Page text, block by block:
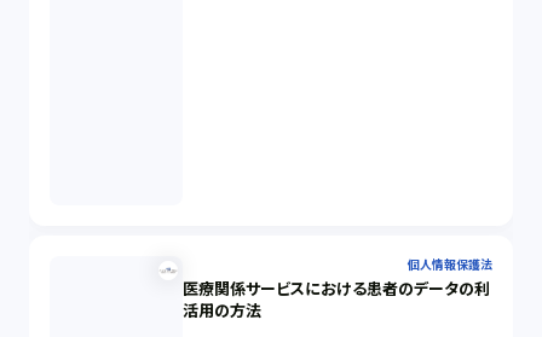
個人情報保護法
医療関係サービスにおける患者のデータの利
活用の方法